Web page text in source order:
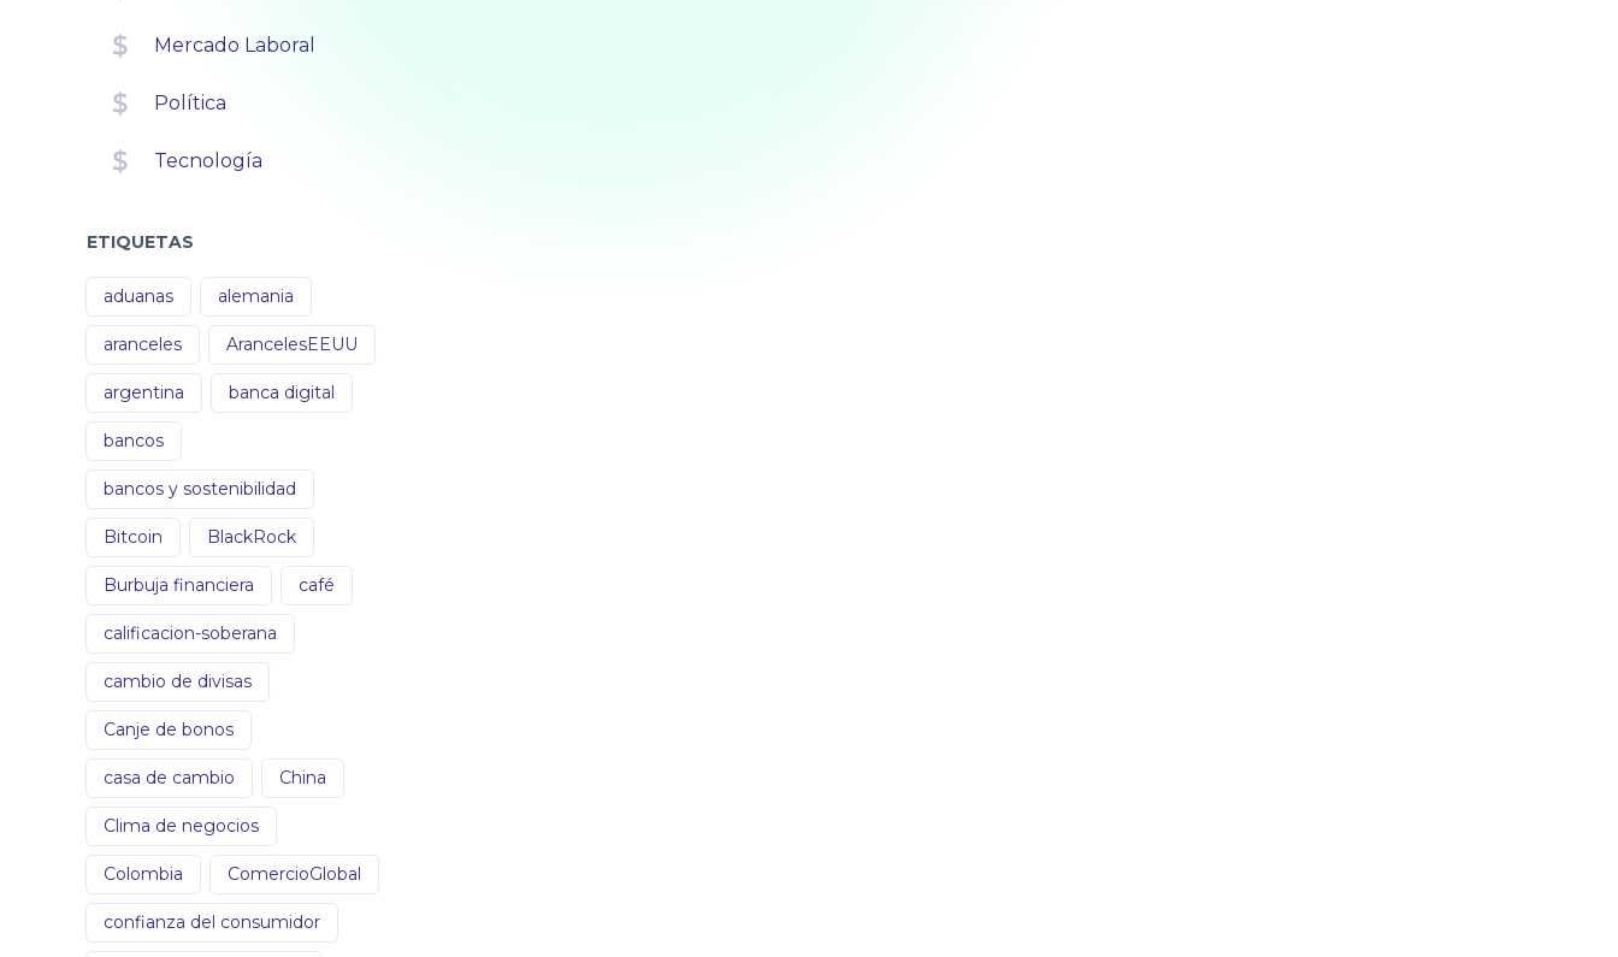
Mercado Laboral
Política
Tecnología
ETIQUETAS
aduanas alemania
aranceles ArancelesEEUU
argentina banca digital
bancos
bancos y sostenibilidad
Bitcoin BlackRock
Burbuja financiera café
calificacion-soberana
cambio de divisas
Canje de bonos
casa de cambio China
Clima de negocios
Colombia ComercioGlobal
confianza del consumidor